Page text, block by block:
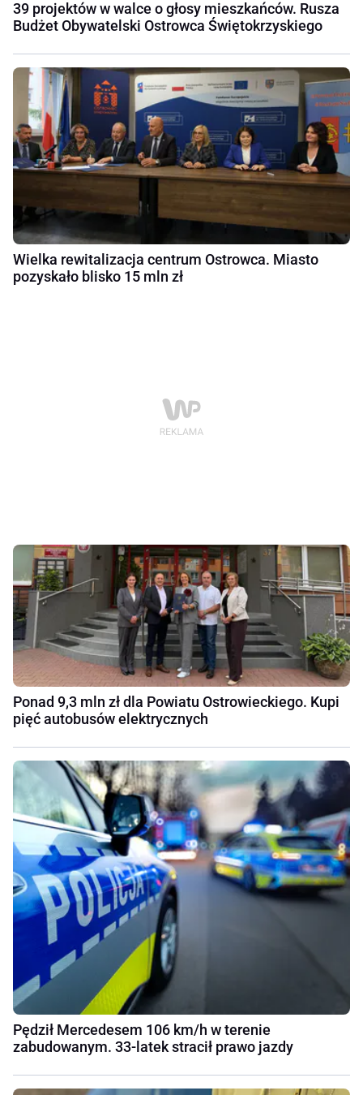
39 projektów w walce o głosy mieszkańców. Rusza
Budżet Obywatelski Ostrowca Świętokrzyskiego
Wielka rewitalizacja centrum Ostrowca. Miasto
pozyskało blisko 15 mln zł
Ponad 9,3 mln zł dla Powiatu Ostrowieckiego. Kupi
pięć autobusów elektrycznych
Pędził Mercedesem 106 km/h w terenie
zabudowanym. 33-latek stracił prawo jazdy